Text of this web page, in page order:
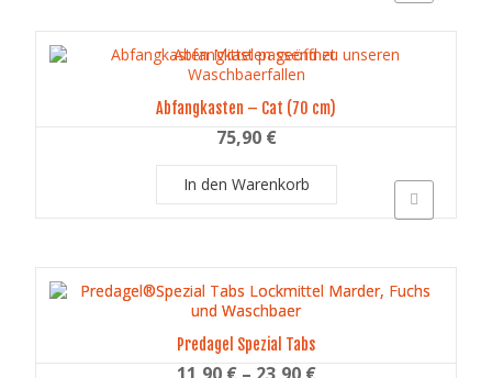
Abfangkasten – Cat (70 cm)
75,90 €
In den Warenkorb
Predagel Spezial Tabs